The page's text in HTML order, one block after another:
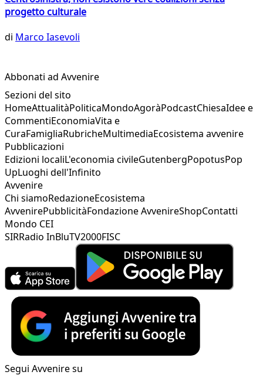
progetto culturale
di Marco Iasevoli
Abbonati ad Avvenire
Sezioni del sito
HomeAttualitàPoliticaMondoAgoràPodcastChiesaIdee e
CommentiEconomiaVita e
CuraFamigliaRubricheMultimediaEcosistema avvenire
Pubblicazioni
Edizioni localiL'economia civileGutenbergPopotusPop
UpLuoghi dell'Infinito
Avvenire
Chi siamoRedazioneEcosistema
AvvenirePubblicitàFondazione AvvenireShopContatti
Mondo CEI
SIRRadio InBluTV2000FISC
Segui Avvenire su